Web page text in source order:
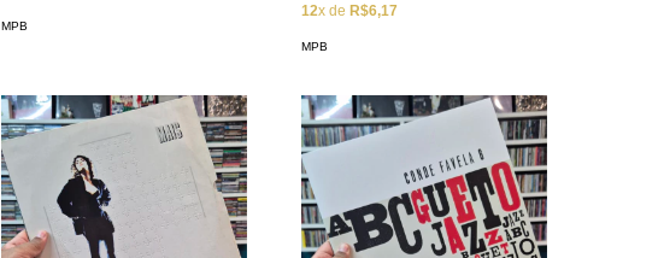
MPB
12x deR$6,17
MPB